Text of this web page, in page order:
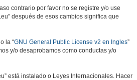
contrario por favor no se registre y/o use
después de esos cambios significa que
la “GNU General Public License v2 en Ingles”
y/o desaprobamos como conductas y/o
está instalado o Leyes Internacionales. Hacer